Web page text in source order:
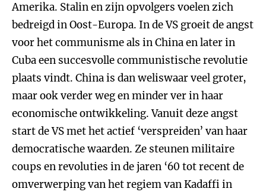
Amerika. Stalin en zijn opvolgers voelen zich
bedreigd in Oost-Europa. In de VS groeit de angst
voor het communisme als in China en later in
Cuba een succesvolle communistische revolutie
plaats vindt. China is dan weliswaar veel groter,
maar ook verder weg en minder ver in haar
economische ontwikkeling. Vanuit deze angst
start de VS met het actief ‘verspreiden’ van haar
democratische waarden. Ze steunen militaire
coups en revoluties in de jaren ‘60 tot recent de
omverwerping van het regiem van Kadaffi in